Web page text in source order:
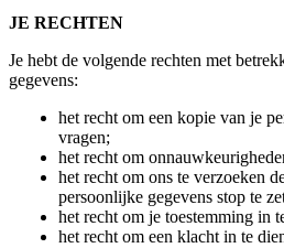
JE RECHTEN
Je hebt de volgende rechten met
gegevens:
het recht om een kopie van je
vragen;
het recht om
het recht om ons te verzoeken
persoonlijke gegevens stop te
het recht om je toestemming in
het recht om een klacht in te